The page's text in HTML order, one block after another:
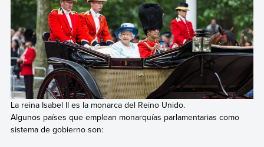
La reina Isabel II es la monarca del Reino Unido.
Algunos países que emplean monarquías parlamentarias como
sistema de gobierno son: